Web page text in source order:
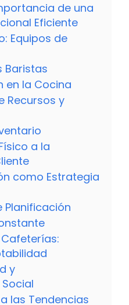
de una
Eficiente
Equipos de
Baristas
en la Cocina
Recursos y
a la
como Estrategia
Planificación
Cafeterías:
y
las Tendencias